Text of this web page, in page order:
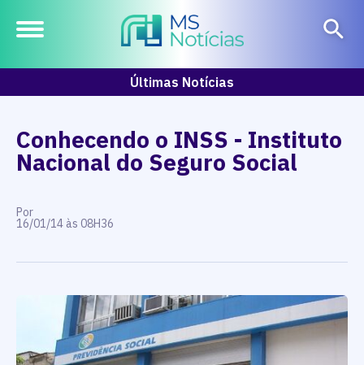
Últimas Notícias
Conhecendo o INSS - Instituto
Nacional do Seguro Social
Por
16/01/14 às 08H36